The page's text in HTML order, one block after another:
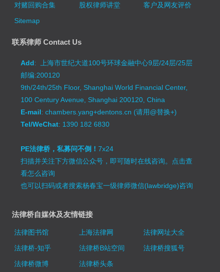
对赌回购合集
股权律师讲堂
客户及网友评价
Sitemap
联系律师 Contact Us
Add: 上海市世纪大道100号环球金融中心9层/24层/25层
邮编:200120
9th/24th/25th Floor, Shanghai World Financial Center,
100 Century Avenue, Shanghai 200120, China
E-mail: chambers.yang+dentons.cn (请用@替换+)
Tel/WeChat: 1390 182 6830
PE法律桥，私募问不倒！7x24
扫描并关注下方微信公众号，即可随时在线咨询。 点击查
看怎么咨询
也可以扫码或者搜索杨春宝一级律师微信(lawbridge)咨询
法律桥自媒体及友情链接
法律图书馆 上海法律网
法律网址大全
法律桥-知乎
法律桥B站空间
法律桥搜狐号
法律桥微博
法律桥头条